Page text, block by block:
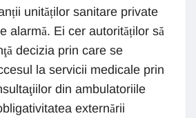
unităților sanitare private
alarmă. Ei cer autorităților să
decizia prin care se
la servicii medicale prin
din ambulatoriile
externării